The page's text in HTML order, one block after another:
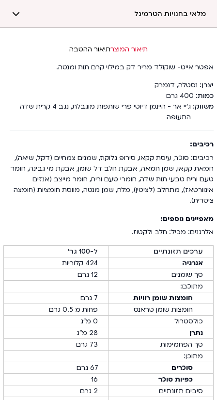
מלאי בחנויות הטרמינל
תיאור המוצרתיאור ההטבה
אפטר אייט- שוקולד מריר דק במילוי קרם תות ומנטה.
יצרן נסטלה, דנמרק
כמות 400 גרם
משווק
ג'יי אר - היינמן דיוטי פרי שותפות מוגבלת, נגב 4 קרית שדה
התעופה
רכיבים
רכיבים: סוכר, עיסת קקאו, סירופ גלוקוז, שמנים צמחיים (דקל, שיאה),
חמאת קקאו, שמן חמאה, אבקת חלב דל שומן, אבקת מי גבינה, חומר
טעם וריח טבעי תות שדה, חומרי טעם וריח, חומר מייצב (אנזים
אינוורטאז), מתחלב (לציטין), מלח, שמן מנטה, מווסת חומציות (חומצה
ציטרית).
מאפיינים נוספים:
אלרגנים: מכיל: חלב ולקטוז.
ערכים תזונתיים
ל-100 גר׳
אנרגיה
424 קלוריות
סך שומנים
12 גרם
מתוכם:
חומצות שומן רוויות
7 גרם
חומצות שומן טראנס
פחות מ 0.5 גרם
כולסטרול
0 מ"ג
נתרן
28 מ"ג
סך הפחמימות
73 גרם
מתוכן:
סוכרים
67 גרם
כפיות סוכר
16
סיבים תזונתיים
2 גרם